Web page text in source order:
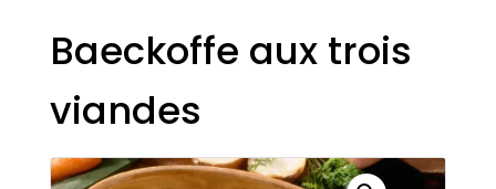
Baeckoffe aux trois
viandes